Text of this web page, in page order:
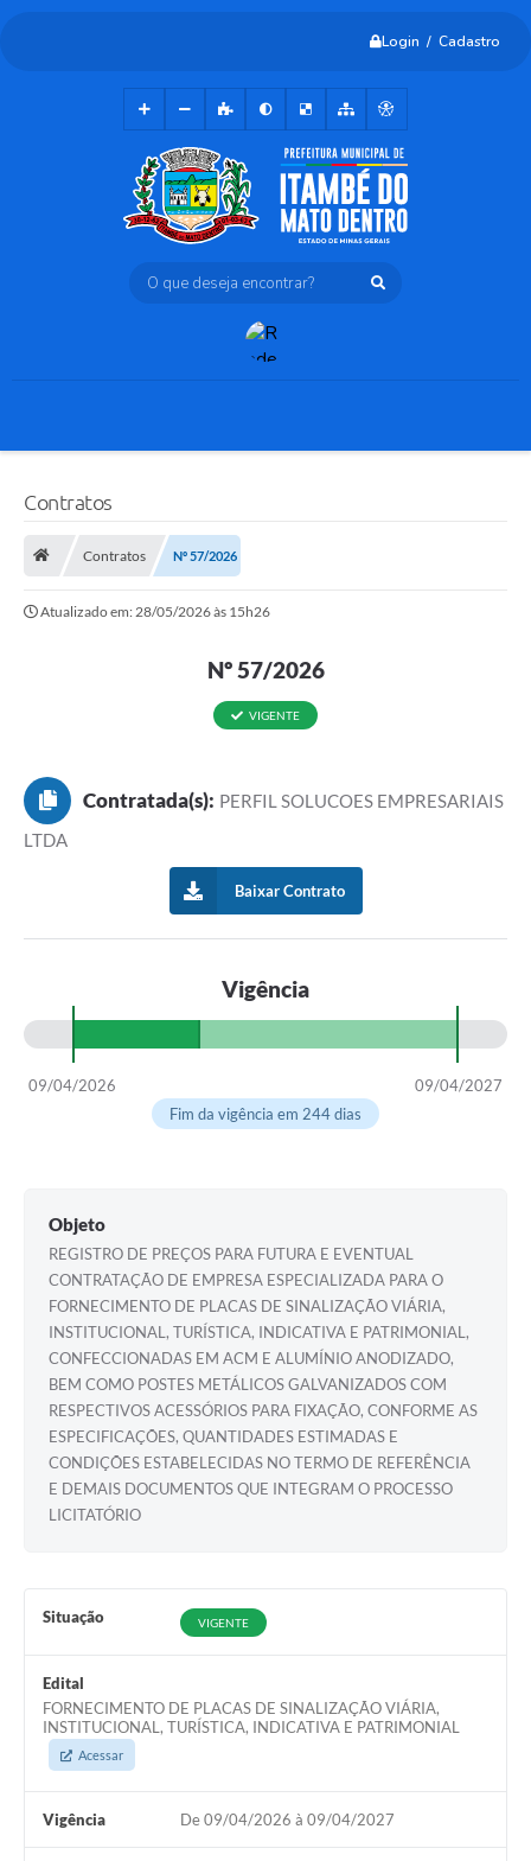
Login / Cadastro
O que deseja encontrar?
Contratos
Contratos Nº 57/2026
Atualizado em: 28/05/2026 às 15h26
Nº 57/2026
VIGENTE
Contratada(s): PERFIL SOLUCOES EMPRESARIAIS
LTDA
Baixar Contrato
Vigência
09/04/2026
09/04/2027
Fim da vigência em 244 dias
Objeto
REGISTRO DE PREÇOS PARA FUTURA E EVENTUAL
CONTRATAÇÃO DE EMPRESA ESPECIALIZADA PARA O
FORNECIMENTO DE PLACAS DE SINALIZAÇÃO VIÁRIA,
INSTITUCIONAL, TURÍSTICA, INDICATIVA E PATRIMONIAL,
CONFECCIONADAS EM ACM E ALUMÍNIO ANODIZADO,
BEM COMO POSTES METÁLICOS GALVANIZADOS COM
RESPECTIVOS ACESSÓRIOS PARA FIXAÇÃO, CONFORME AS
ESPECIFICAÇÕES, QUANTIDADES ESTIMADAS E
CONDIÇÕES ESTABELECIDAS NO TERMO DE REFERÊNCIA
E DEMAIS DOCUMENTOS QUE INTEGRAM O PROCESSO
LICITATÓRIO
Situação VIGENTE
Edital
FORNECIMENTO DE PLACAS DE SINALIZAÇÃO VIÁRIA,
INSTITUCIONAL, TURÍSTICA, INDICATIVA E PATRIMONIAL
Acessar
Vigência De 09/04/2026 à 09/04/2027